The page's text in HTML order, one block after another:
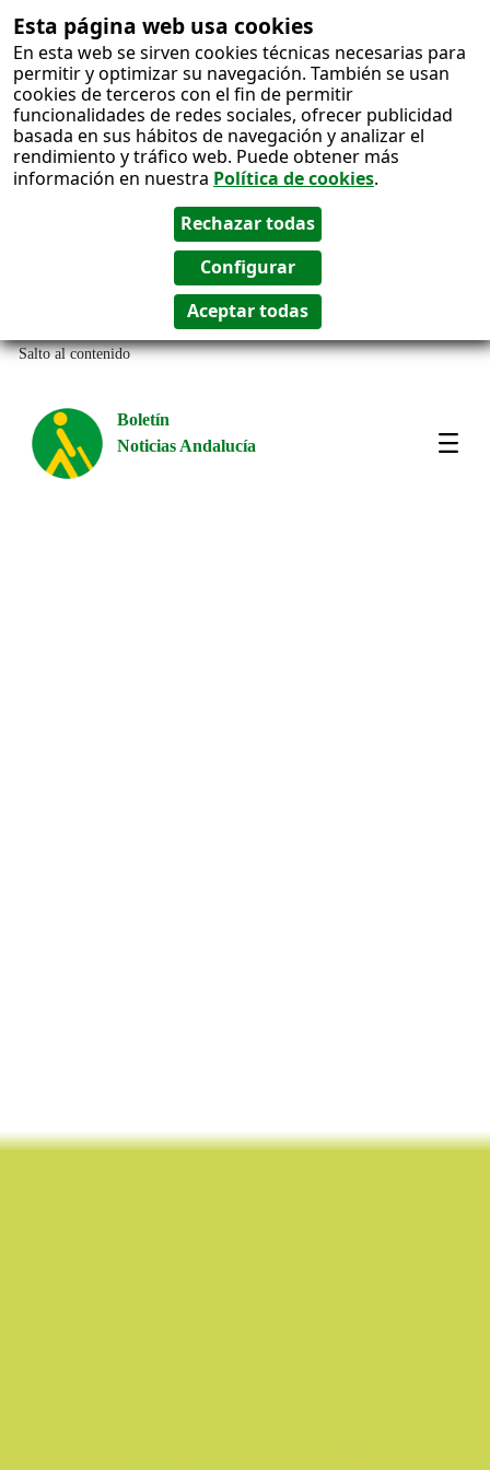
Esta página web usa cookies
En esta web se sirven cookies técnicas necesarias para
permitir y optimizar su navegación. También se usan
cookies de terceros con el fin de permitir
funcionalidades de redes sociales, ofrecer publicidad
basada en sus hábitos de navegación y analizar el
rendimiento y tráfico web. Puede obtener más
información en nuestra Política de cookies.
Salto al contenido
Boletín
Noticias Andalucía